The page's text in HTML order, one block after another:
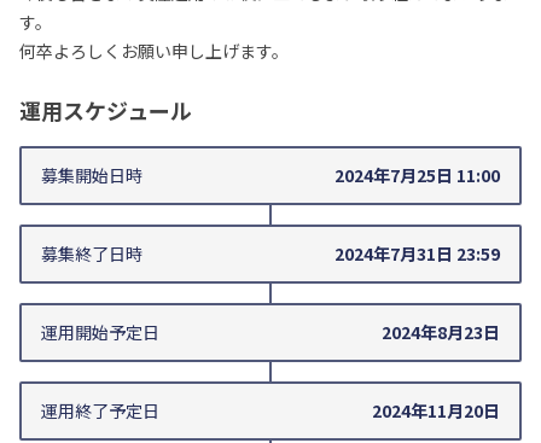
す。
何卒よろしくお願い申し上げます。
運用スケジュール
募集開始日時 2024年7月25日 11:00
募集終了日時 2024年7月31日 23:59
運用開始予定日 2024年8月23日
運用終了予定日 2024年11月20日